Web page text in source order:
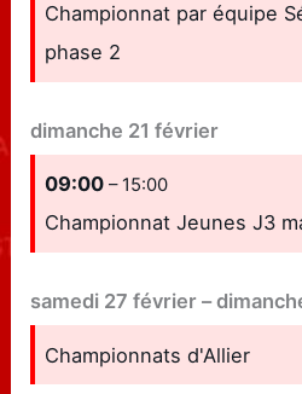
Championnat par équipe
phase 2
dimanche 21 février
09:00– 15:00
Championnat Jeunes J3
samedi 27 février –
Championnats d'Allier